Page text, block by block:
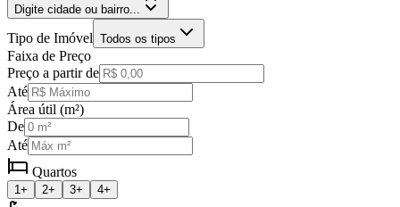
Digite cidade ou bairro...
Tipo de Imóvel Todos os tipos
Faixa de Preço
Preço a partir de
Até
Área útil (m²)
De
Até
Quartos
1+ 2+ 3+ 4+